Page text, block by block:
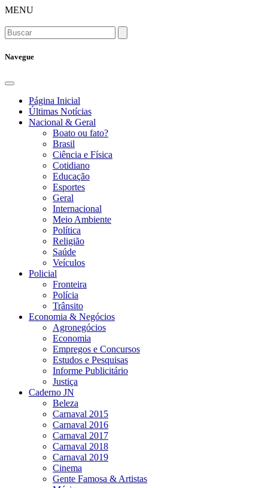
MENU
Navegue
Página Inicial
Últimas Notícias
Nacional & Geral
Boato ou fato?
Brasil
Ciência e Física
Cotidiano
Educação
Esportes
Geral
Internacional
Meio Ambiente
Política
Religião
Saúde
Veículos
Policial
Fronteira
Polícia
Trânsito
Economia & Negócios
Agronegócios
Economia
Empregos e Concursos
Estudos e Pesquisas
Informe Publicitário
Justiça
Caderno JN
Beleza
Carnaval 2015
Carnaval 2016
Carnaval 2017
Carnaval 2018
Carnaval 2019
Cinema
Gente Famosa & Artistas